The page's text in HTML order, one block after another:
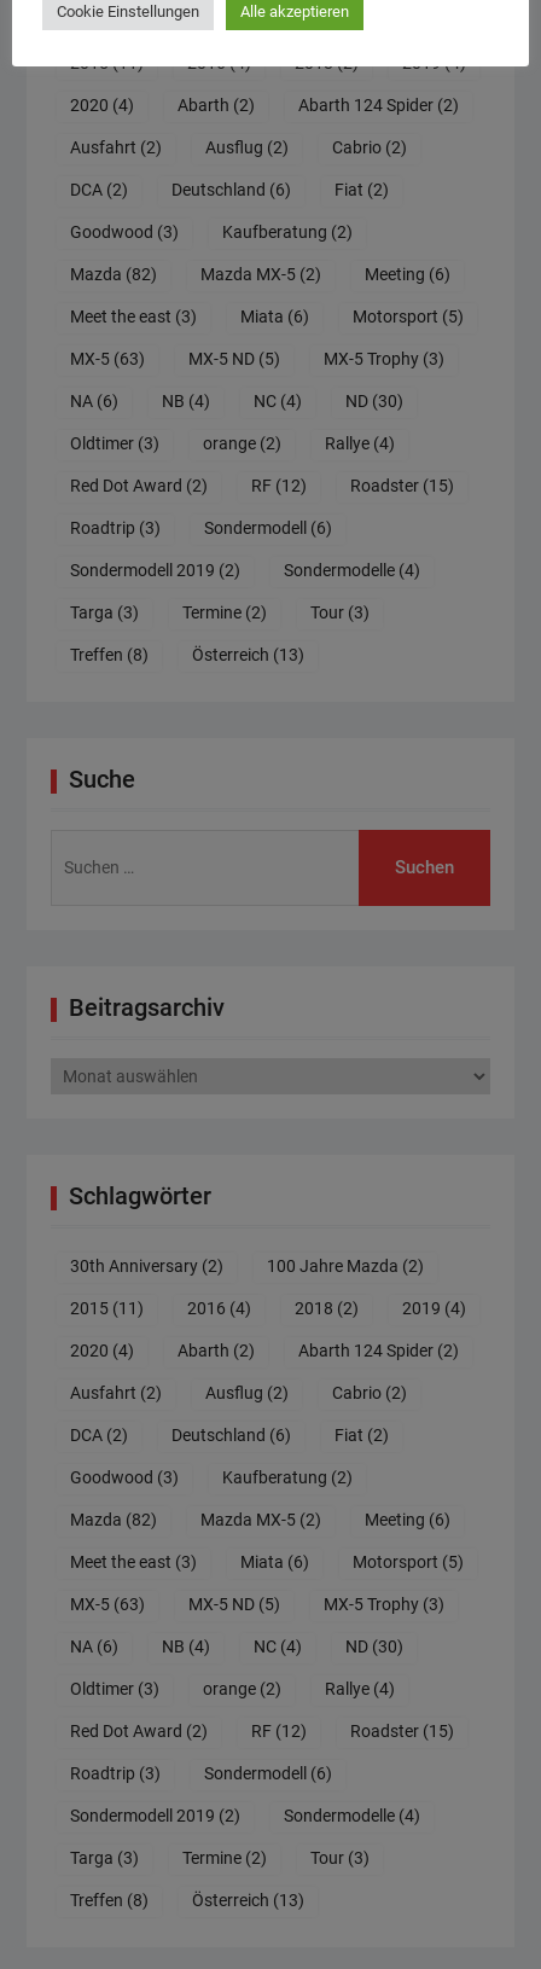
30th Anniversary(2) 100 Jahre Mazda
2015(11) 2016(4) 2018(2) 2019(4)
2020 (4) Abarth (2) Abarth 124 Spider(2)
Ausfahrt (2) Ausflug (2) Cabrio(2)
DCA(2) Deutschland (6) Fiat (2)
Goodwood (3) Kaufberatung (2)
Mazda (82) Mazda MX-5(2) Meeting (6)
Meet the east (3) Miata (6) Motorsport (5)
MX-5(63) MX-5 ND(5) MX-5 Trophy(3)
NA(6) NB (4) NC(4) ND(30)
Oldtimer(3) orange(2) Rallye(4)
Red Dot Award (2) RF(12) Roadster(15)
Roadtrip (3) Sondermodell (6)
Sondermodell 2019 (2) Sondermodelle(4)
Targa (3) Termine(2) Tour(3)
Treffen (8) Österreich (13)
Suche
nach:
Beitragsarchiv
Beitragsarchiv
Schlagwörter
30th Anniversary(2) 100 Jahre Mazda (2)
2015(11) 2016 (4) 2018 (2) 2019 (4)
2020 (4) Abarth (2) Abarth 124 Spider(2)
Ausfahrt (2) Ausflug (2) Cabrio(2)
DCA(2) Deutschland (6) Fiat (2)
Goodwood (3) Kaufberatung (2)
Mazda (82) Mazda MX-5(2) Meeting (6)
Meet the east (3) Miata (6) Motorsport (5)
MX-5(63) MX-5 ND(5) MX-5 Trophy(3)
NA(6) NB (4) NC(4) ND(30)
Oldtimer(3) orange(2) Rallye(4)
Red Dot Award (2) RF(12) Roadster(15)
Roadtrip (3) Sondermodell (6)
Sondermodell 2019 (2) Sondermodelle(4)
Targa (3) Termine(2) Tour(3)
Treffen (8) Österreich (13)
Cookie Einstellungen Alle akzeptieren